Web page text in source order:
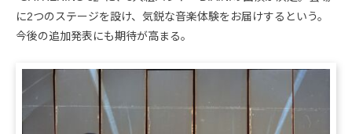
に2つのステージを設け、気鋭な音楽体験をお届けするという。
今後の追加発表にも期待が高まる。